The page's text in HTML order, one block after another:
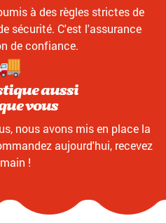
à des règles strictes de
sécurité. C'est l'assurance
de confiance.
aussi
vous
nous avons mis en place la
aujourd'hui, recevez
!